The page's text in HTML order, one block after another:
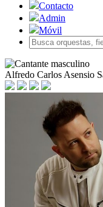
Contacto
Admin
Móvil
Alfredo Carlos Asensio